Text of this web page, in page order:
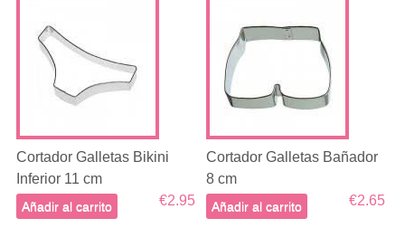
Cortador Galletas Bikini
Inferior 11 cm
€2.95
Añadir al carrito
Cortador Galletas Bañador
8 cm
€2.65
Añadir al carrito